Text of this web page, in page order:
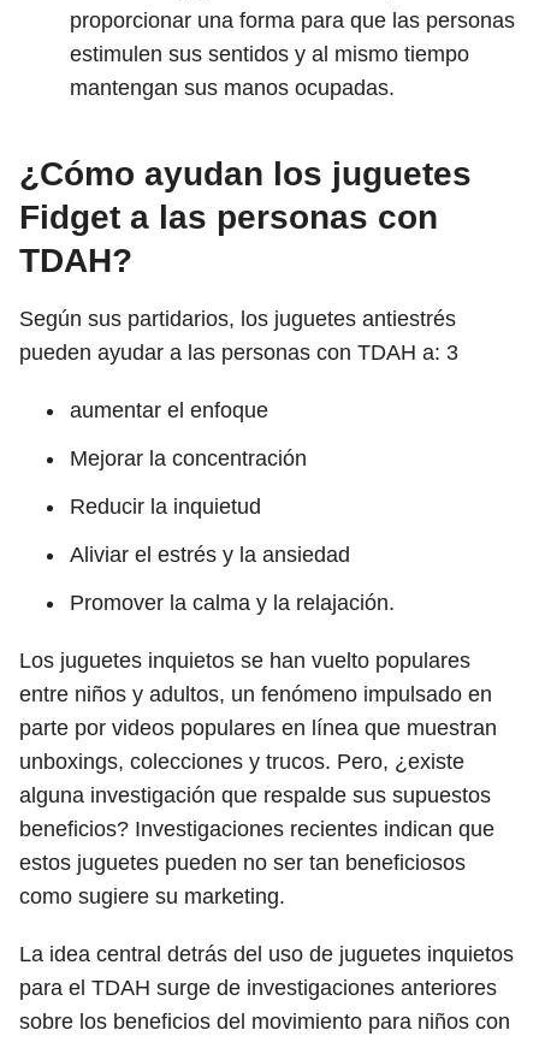
proporcionar una forma para que las personas
estimulen sus sentidos y al mismo tiempo
mantengan sus manos ocupadas.
¿Cómo ayudan los juguetes
Fidget a las personas con
TDAH?
Según sus partidarios, los juguetes antiestrés
pueden ayudar a las personas con TDAH a: 3
aumentar el enfoque
Mejorar la concentración
Reducir la inquietud
Aliviar el estrés y la ansiedad
Promover la calma y la relajación.
Los juguetes inquietos se han vuelto populares
entre niños y adultos, un fenómeno impulsado en
parte por videos populares en línea que muestran
unboxings, colecciones y trucos. Pero, ¿existe
alguna investigación que respalde sus supuestos
beneficios? Investigaciones recientes indican que
estos juguetes pueden no ser tan beneficiosos
como sugiere su marketing.
La idea central detrás del uso de juguetes inquietos
para el TDAH surge de investigaciones anteriores
sobre los beneficios del movimiento para niños con